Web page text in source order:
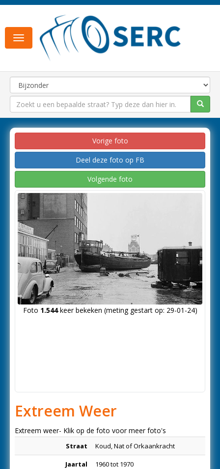
Toggle
navigation
Vorige foto
Deel deze foto op FB
Volgende foto
Foto 1.544keer bekeken (meting gestart op: 29-01-24)
Extreem Weer
Extreem weer- Klik op de foto voor meer foto's
Straat Koud, Nat of Orkaankracht
Jaartal 1960 tot 1970